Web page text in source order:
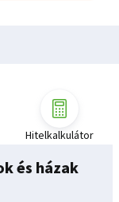
és házak
Hitelkalkulátor